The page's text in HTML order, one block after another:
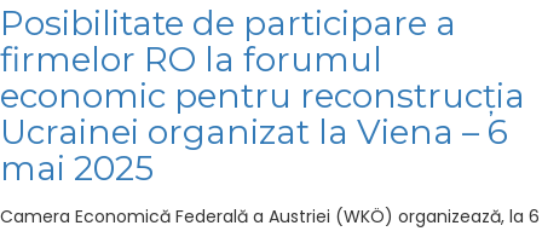
Posibilitate de participare a
firmelor RO la forumul
economic pentru reconstrucția
Ucrainei organizat la Viena – 6
mai 2025
Camera Economică Federală a Austriei (WKÖ) organizează, la 6